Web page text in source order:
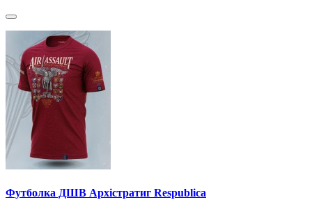
Футболка ДШВ Архістратиг Respublica